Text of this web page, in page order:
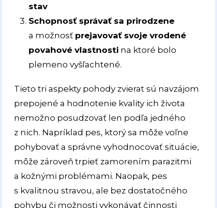
stav
Schopnosť správať sa prirodzene
a možnosť prejavovať svoje vrodené
povahové vlastnosti na ktoré bolo
plemeno vyšľachtené.
Tieto tri aspekty pohody zvierat sú navzájom
prepojené a hodnotenie kvality ich života
nemožno posudzovať len podľa jedného
z nich. Napríklad pes, ktorý sa môže voľne
pohybovať a správne vyhodnocovať situácie,
môže zároveň trpieť zamorením parazitmi
a kožnými problémami. Naopak, pes
s kvalitnou stravou, ale bez dostatočného
pohybu či možnosti vykonávať činnosti